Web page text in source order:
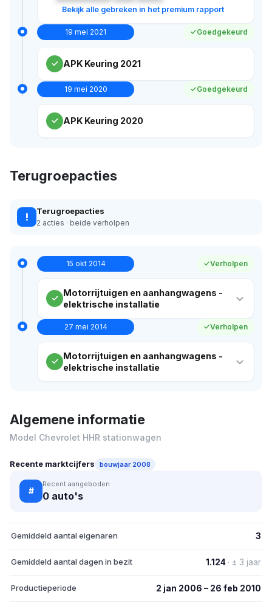
Bekijk alle gebreken in het premium rapport
19 mei 2021 Goedgekeurd
APK Keuring 2021
19 mei 2020 Goedgekeurd
APK Keuring 2020
Terugroepacties
! Terugroepacties
2 acties · beide verholpen
15 okt 2014 Verholpen
Motorrijtuigen en aanhangwagens -
elektrische installatie
27 mei 2014 Verholpen
Motorrijtuigen en aanhangwagens -
elektrische installatie
Algemene informatie
Model Chevrolet HHR stationwagen
Recente marktcijfers bouwjaar 2008
#
Recent aangeboden
0 auto's
Gemiddeld aantal eigenaren 3
Gemiddeld aantal dagen in bezit 1.124 · ± 3 jaar
Productieperiode 2 jan 2006 – 26 feb 2010